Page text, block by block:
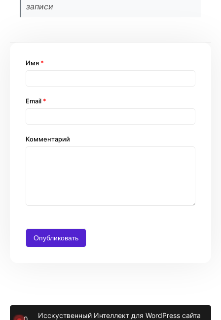
записи
Комментарий
Имя *
Email *
Исскуственный Интеллект для WordPress сайта